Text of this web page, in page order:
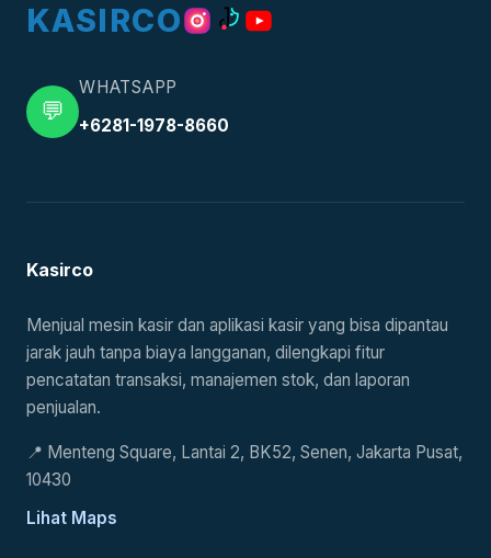
KASIRCO
💬
WHATSAPP
+6281-1978-8660
Kasirco
Menjual mesin kasir dan aplikasi kasir yang bisa dipantau
jarak jauh tanpa biaya langganan, dilengkapi fitur
pencatatan transaksi, manajemen stok, dan laporan
penjualan.
📍 Menteng Square, Lantai 2, BK52, Senen, Jakarta Pusat,
10430
Lihat Maps